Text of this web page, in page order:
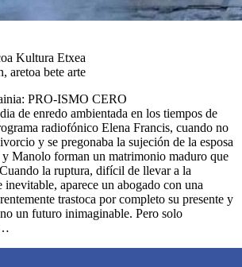
Kultura Etxea
aretoa bete arte
PRO-ISMO CERO
de enredo ambientada en los tiempos de
radiofónico Elena Francis, cuando no
y se pregonaba la sujeción de la esposa
Manolo forman un matrimonio maduro que
la ruptura, difícil de llevar a la
inevitable, aparece un abogado con una
trastoca por completo su presente y
un futuro inimaginable. Pero solo